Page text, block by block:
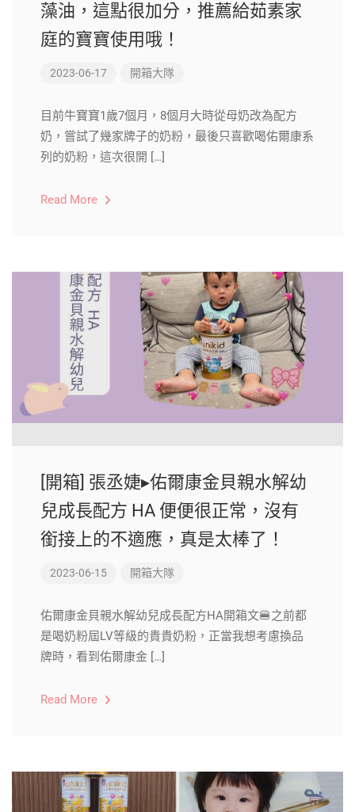
藻油，這點很加分，推薦給茹素家
庭的寶寶使用哦！
2023-06-17 開箱大隊
目前牛寶寶1歲7個月，8個月大時從母奶改為配方
奶，嘗試了幾家牌子的奶粉，最後只喜歡喝佑爾康系
列的奶粉，這次很開 […]
Read More
[開箱] 張丞婕▸佑爾康金貝親水解幼
兒成長配方 HA 便便很正常，沒有
銜接上的不適應，真是太棒了！
2023-06-15 開箱大隊
佑爾康金貝親水解幼兒成長配方HA開箱文🍔之前都
是喝奶粉屆LV等級的貴貴奶粉，正當我想考慮換品
牌時，看到佑爾康金 […]
Read More